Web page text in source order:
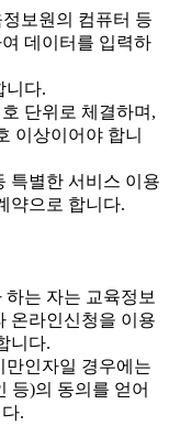
보원의 컴퓨터 등
데이터를 입력하
니다.
단위로 체결하며,
이상이어야 합니
특별한 서비스 이용
약으로 합니다.
는 자는 교육정보
온라인신청을 이용
니다.
인자일 경우에는
등)의 동의를 얻어
.